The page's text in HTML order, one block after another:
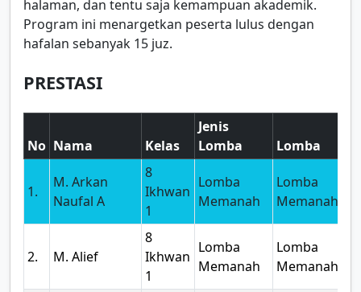
halaman, dan tentu saja kemampuan akademik.
Program ini menargetkan peserta lulus dengan
hafalan sebanyak 15 juz.
PRESTASI
No Nama Kelas
Jenis
Lomba
Lomba
1.
M. Arkan
Naufal A
8
Ikhwan
1
Lomba
Memanah
Lomba
Memanah
2. M. Alief
8
Ikhwan
1
Lomba
Memanah
Lomba
Memanah